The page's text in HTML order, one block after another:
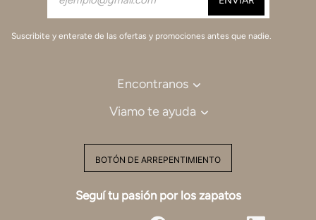
Suscribite y enterate de las ofertas y promociones antes que nadie.
Encontranos
Viamo te ayuda
BOTÓN DE ARREPENTIMIENTO
Seguí tu pasión por los zapatos